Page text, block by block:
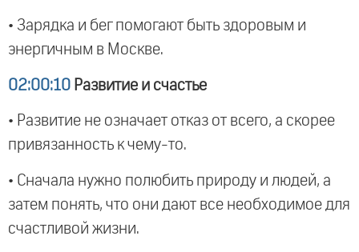
• Зарядка и бег помогают быть здоровым и
энергичным в Москве.
02:00:10 Развитие и счастье
• Развитие не означает отказ от всего, а скорее
привязанность к чему-то.
• Сначала нужно полюбить природу и людей, а
затем понять, что они дают все необходимое для
счастливой жизни.